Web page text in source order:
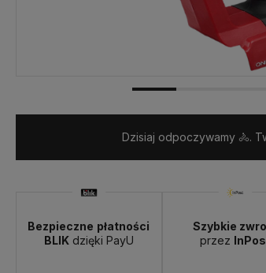
Dzisiaj odpoczywamy 🚴.
Bezpieczne płatności
BLIKdzięki PayU
Szybkie
przez